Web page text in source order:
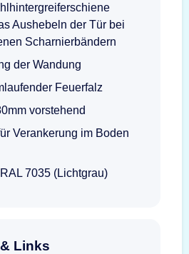
Aushebeln der Tür bei
Scharnierbändern
der Wandung
Feuerfalz
vorstehend
Verankerung im Boden
7035 (Lichtgrau)
Links